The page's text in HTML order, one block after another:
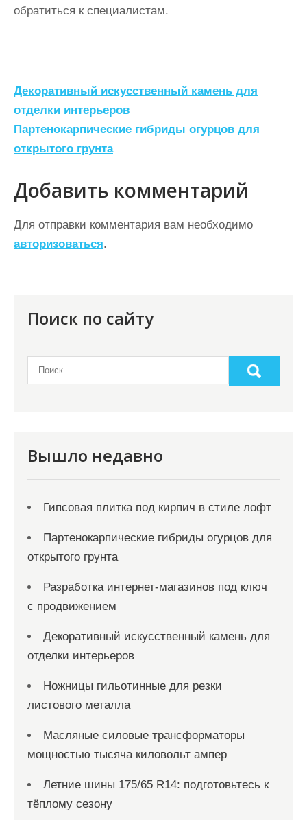
обратиться к специалистам.
Н
а
в
и
г
а
ц
и
м
Декоративный искусственный камень для
отделки интерьеров
Партенокарпические гибриды огурцов для
открытого грунта
Добавить комментарий
Для отправки комментария вам необходимо
авторизоваться.
Поиск по сайту
Вышло недавно
Гипсовая плитка под кирпич в стиле лофт
Партенокарпические гибриды огурцов для
открытого грунта
Разработка интернет-магазинов под ключ
с продвижением
Декоративный искусственный камень для
отделки интерьеров
Ножницы гильотинные для резки
листового металла
Масляные силовые трансформаторы
мощностью тысяча киловольт ампер
Летние шины 175/65 R14: подготовьтесь к
тёплому сезону